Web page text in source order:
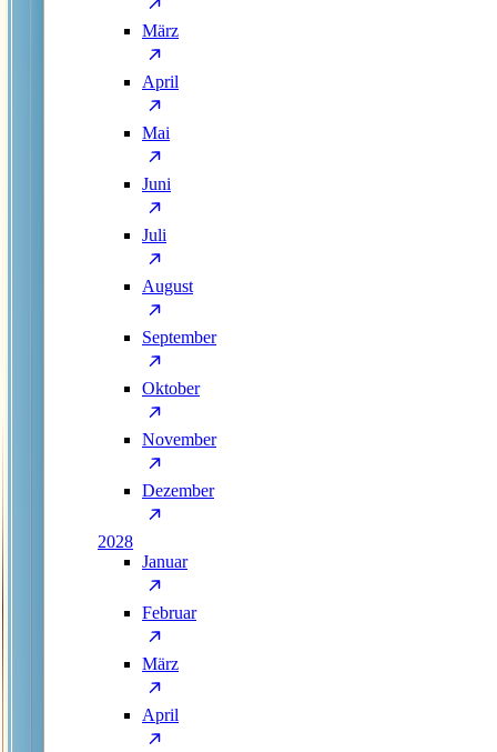
März
April
Mai
Juni
Juli
August
September
Oktober
November
Dezember
2028
Januar
Februar
März
April